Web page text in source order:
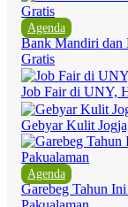
Agenda
Bank Mandiri dan
Gratis
Job Fair di UNY,
Gebyar Kulit
Agenda
Garebeg Tahun